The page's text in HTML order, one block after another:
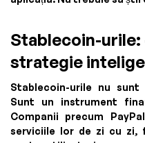
Stablecoin-
strategie
Stablecoin-urile nu
Sunt un instrument
Companii precum
serviciile lor de zi cu zi,